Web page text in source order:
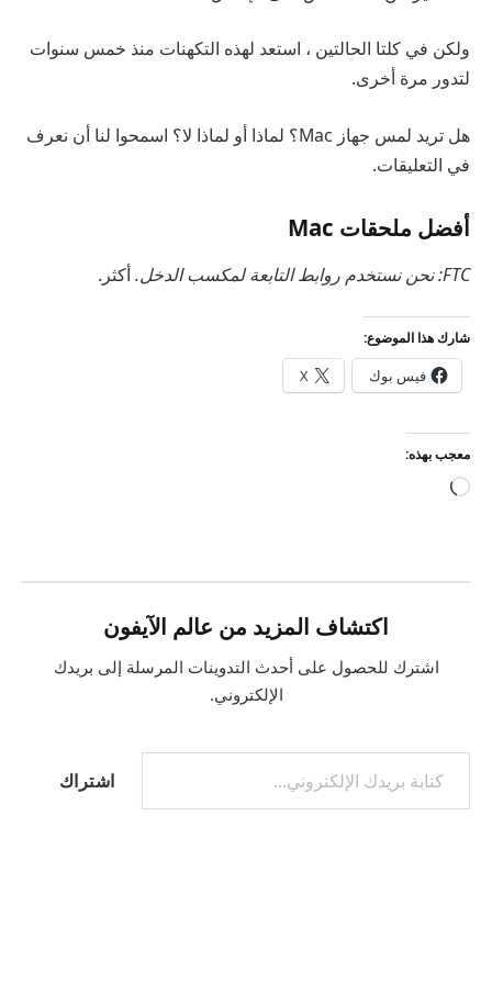
ولكن في كلتا الحالتين ، استعد لهذه التكهنات منذ خمس سنوات
لتدور مرة أخرى.
هل تريد لمس جهاز Mac؟ لماذا أو لماذا لا؟ اسمحوا لنا أن نعرف
في التعليقات.
أفضل ملحقات Mac
FTC: نحن نستخدم روابط التابعة لمكسب الدخل. أكثر.
شارك هذا الموضوع:
فيس بوك X
معجب بهذه:
جاري
اكتشاف المزيد من عالم الآيفون
اشترك للحصول على أحدث التدوينات المرسلة إلى بريدك
الإلكتروني.
كتابة بريدك الإلكتروني...
اشتراك